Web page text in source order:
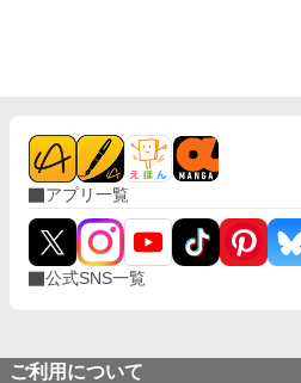
アプリ一覧
公式SNS一覧
ご利用について